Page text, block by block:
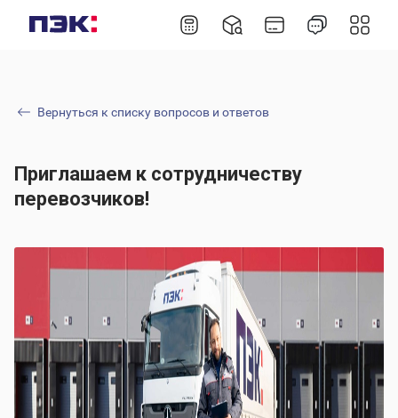
Вернуться к списку вопросов и ответов
Приглашаем к сотрудничеству
перевозчиков!